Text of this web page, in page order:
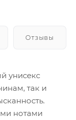
Отзывы
унисекс
так и
нотами